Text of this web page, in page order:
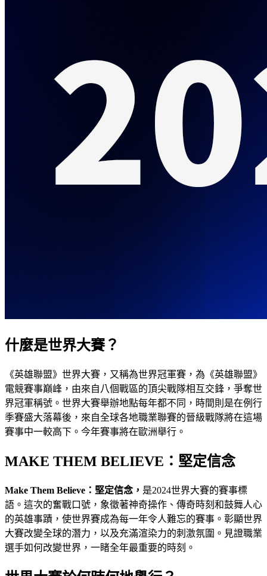
什麼是世界大賽？
《英雄聯盟》世界大賽，又稱為世界冠軍賽，為《英雄聯盟》
電競賽事巔峰，由來自八個戰區的頂尖戰隊相互交鋒，爭奪世
界冠軍稱號。世界大賽舉辦地點每年都不同，時間則是在例行
季賽盛大落幕後，來自全球各地職業聯賽的晉級戰隊將在這場
賽事中一較高下。今年賽事將在歐洲舉行。
MAKE THEM BELIEVE：堅定信念
Make Them Believe：堅定信念， 是2024世界大賽的賽事標
語。這次的奮戰口號，象徵著神奇操作、傳奇時刻和鼓舞人心
的英雄事蹟，使世界賽成為每一年令人難忘的賽事。彰顯世界
大賽改變全球的潛力，以及充滿渲染力的刺激氛圍。見證職業
選手如何改變世界，一睹全年最重要的時刻。